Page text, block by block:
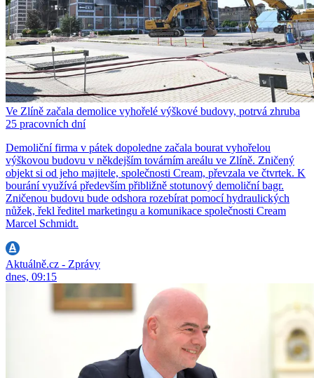
Ve Zlíně začala demolice vyhořelé výškové budovy, potrvá zhruba
25 pracovních dní
Demoliční firma v pátek dopoledne začala bourat vyhořelou
výškovou budovu v někdejším továrním areálu ve Zlíně. Zničený
objekt si od jeho majitele, společnosti Cream, převzala ve čtvrtek. K
bourání využívá především přibližně stotunový demoliční bagr.
Zničenou budovu bude odshora rozebírat pomocí hydraulických
nůžek, řekl ředitel marketingu a komunikace společnosti Cream
Marcel Schmidt.
Aktuálně.cz - Zprávy
dnes, 09:15